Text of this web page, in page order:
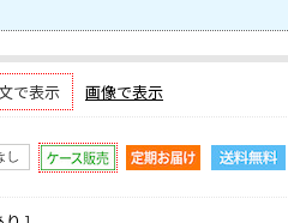
で表示 画像で表示